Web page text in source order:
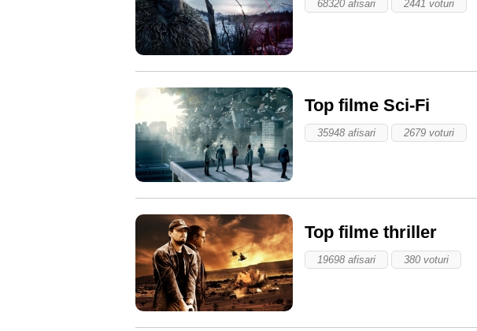
68320 afisari 2441 voturi
Top filme Sci-Fi
35948 afisari 2679 voturi
Top filme thriller
19698 afisari 380 voturi